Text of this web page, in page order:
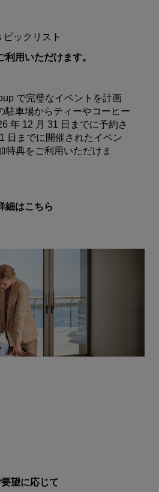
ックリスト
用いただけます。
で完璧なイベントを計画
駐車場からティーやコーヒー
年 12 月 31 日までに予約さ
日までに開催されたイベン
特典をご利用いただけま
細はこちら
望に応じて